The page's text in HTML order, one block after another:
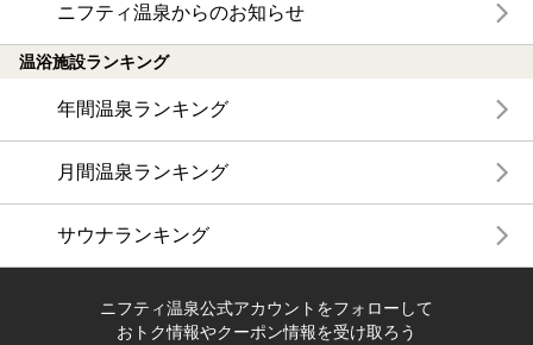
ニフティ温泉からのお知らせ
温浴施設ランキング
年間温泉ランキング
月間温泉ランキング
サウナランキング
ニフティ温泉公式アカウントをフォローして
おトク情報やクーポン情報を受け取ろう